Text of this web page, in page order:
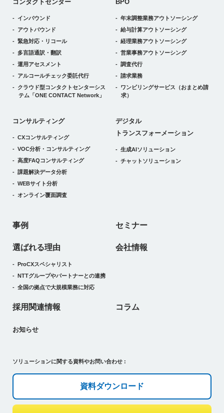
コンタクトセンター
インバウンド
アウトバウンド
緊急対応・リコール
多言語通訳・翻訳
運用アセスメント
アルコールチェック委託代行
クラウド型コンタクトセンターシス
テム 「ONE CONTACT Network」
BPO
年末調整業務アウトソーシング
給与計算アウトソーシング
経理業務アウトソーシング
営業事務アウトソーシング
調査代行
請求業務
ワンビリングサービス （おまとめ請
求）
コンサルティング
CXコンサルティング
VOC分析・コンサルティング
高度FAQコンサルティング
課題解決データ分析
WEBサイト分析
オンライン覆面調査
デジタルトランスフォーメーション
デジタル
トランスフォーメーション
生成AIソリューション
チャットソリューション
事例 セミナー
選ばれる理由
ProCXスペシャリスト
NTTグループやパートナーとの連携
全国の拠点で大規模業務に対応
会社情報
採用関連情報 コラム
お知らせ
ソリューションに関する資料やお問い合わせ :
資料ダウンロード